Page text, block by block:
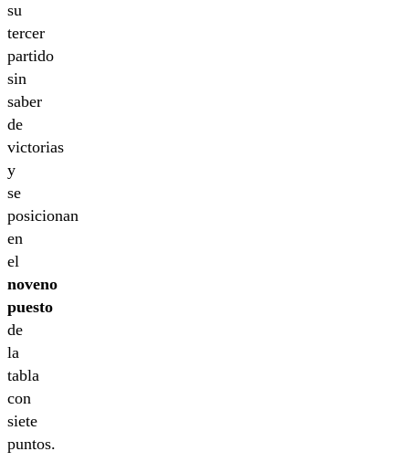
su
tercer
partido
sin
saber
de
victorias
y
se
posicionan
en
el
noveno
puesto
de
la
tabla
con
siete
puntos.